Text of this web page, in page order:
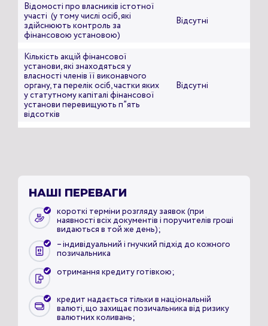
Відомості про власників істотної
участі (у тому числі осіб, які
здійснюють контроль за
фінансовою установою)
Відсутні
Кількість акцій фінансової
установи, які знаходяться у
власності членів її виконавчого
органу, та перелік осіб, частки яких
у статутному капіталі фінансової
установи перевищують п”ять
відсотків
Відсутні
НАШІ ПЕРЕВАГИ
короткі терміни розгляду заявок (при
наявності всіх документів і поручителів гроші
видаються в той же день);
– індивідуальний і гнучкий підхід до кожного
позичальника
отримання кредиту готівкою;
кредит надається тільки в національній
валюті, що захищає позичальника від ризику
валютних коливань;